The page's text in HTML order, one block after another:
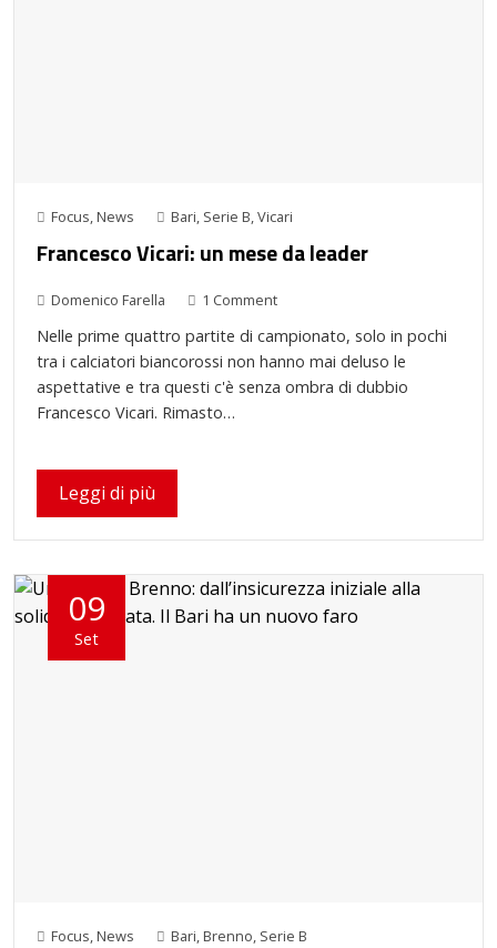
Focus, News Bari, Serie B,Vicari
Francesco Vicari: un mese da leader
Domenico Farella 1 Comment
Nelle prime quattro partite di campionato, solo in pochi
tra i calciatori biancorossi non hanno mai deluso le
aspettative e tra questi c'è senza ombra di dubbio
Francesco Vicari. Rimasto…
Leggi di più
09
Set
Focus, News Bari, Brenno, Serie B